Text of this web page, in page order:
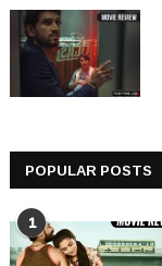
POPULAR POSTS
1